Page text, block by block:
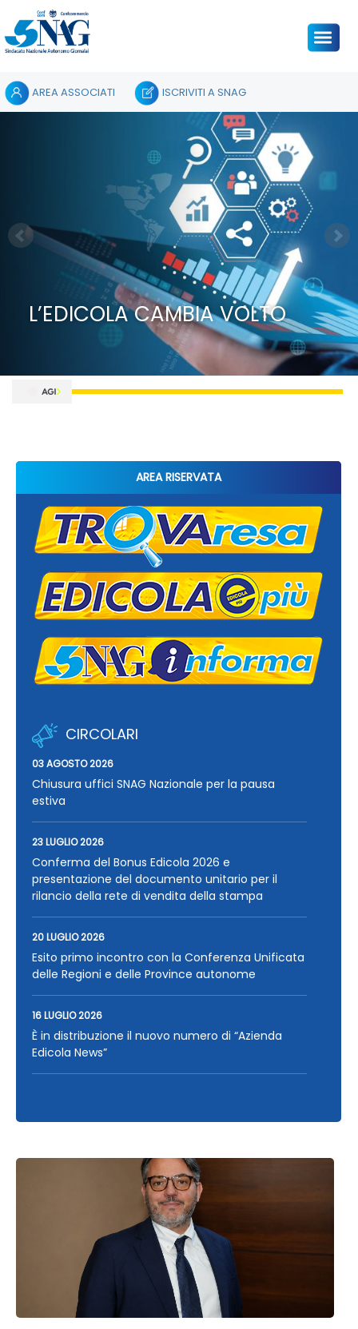
AREA ASSOCIATI ISCRIVITI A SNAG
L’EDICOLA CAMBIA VOLTO
AREA RISERVATA
CIRCOLARI
03 AGOSTO 2026
Chiusura uffici SNAG Nazionale per la pausa
estiva
23 LUGLIO 2026
Conferma del Bonus Edicola 2026 e
presentazione del documento unitario per il
rilancio della rete di vendita della stampa
20 LUGLIO 2026
Esito primo incontro con la Conferenza Unificata
delle Regioni e delle Province autonome
16 LUGLIO 2026
È in distribuzione il nuovo numero di “Azienda
Edicola News”